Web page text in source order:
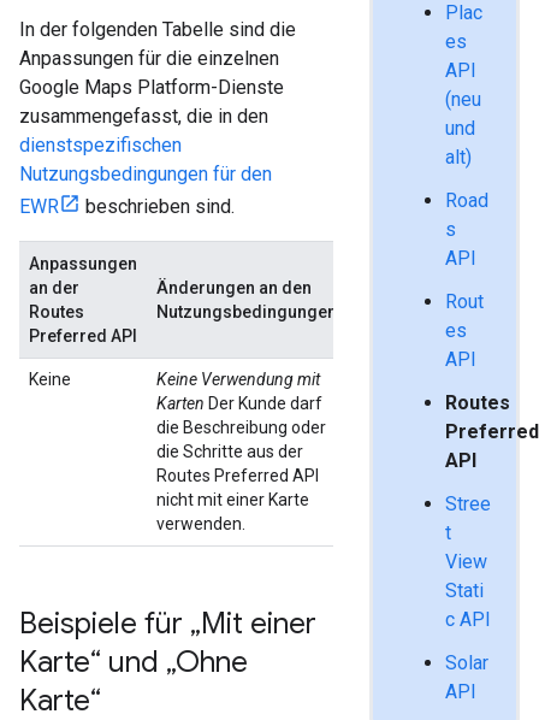
Plac
es
API
(neu
und
alt)
Road
s
API
Rout
es
API
Routes
Preferred
API
Stree
t
View
Stati
c API
Solar
API
In der folgenden Tabelle sind die
Anpassungen für die einzelnen
Google Maps Platform-Dienste
zusammengefasst, die in den
dienstspezifischen
Nutzungsbedingungen für den
EWR
beschrieben sind.
Anpassungen
an der
Routes
Preferred API
Änderungen an den
Nutzungsbedingungen
Keine
Keine Verwendung mit
Karten Der Kunde darf
die Beschreibung oder
die Schritte aus der
Routes Preferred API
nicht mit einer Karte
verwenden.
Beispiele für „Mit einer
Karte“ und „Ohne
Karte“